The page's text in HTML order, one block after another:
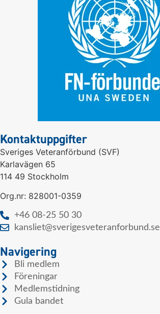
Kontaktuppgifter
Sveriges Veteranförbund (SVF)
Karlavägen 65
114 49 Stockholm
Org.nr: 828001-0359
+46 08-25 50 30
kansliet@sverigesveteranforbund.se
Navigering
Bli medlem
Föreningar
Medlemstidning
Gula bandet